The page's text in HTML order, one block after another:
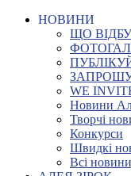
НОВИНИ
ЩО
WE
Новини
Творчі
Конкурси
Швидкі
Всі новини